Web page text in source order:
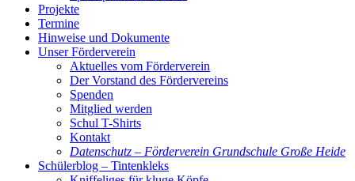
Projekte
Termine
Hinweise und Dokumente
Unser Förderverein
Aktuelles vom Förderverein
Der Vorstand des Fördervereins
Spenden
Mitglied werden
Schul T-Shirts
Kontakt
Datenschutz – Förderverein Grundschule Große Heide
Schülerblog – Tintenkleks